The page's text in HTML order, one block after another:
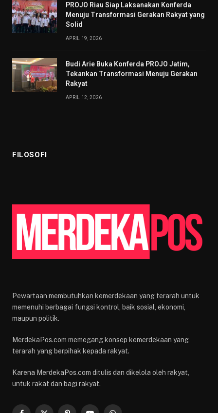
PROJO Riau Siap Laksanakan Konferda
Menuju Transformasi Gerakan Rakyat yang
Solid
APRIL 19, 2026
Budi Arie Buka Konferda PROJO Jatim,
Tekankan Transformasi Menuju Gerakan
Rakyat
APRIL 12, 2026
FILOSOFI
Pewartaan membutuhkan kemerdekaan yang terarah untuk
memenuhi berbagai fungsi kontrol, baik sosial, ekonomi,
maupun politik.
MerdekaPos.com memegang konsep kemerdekaan yang
terarah yang berpihak kepada rakyat.
Karena MerdekaPos.com ditulis dan dikelola oleh rakyat,
untuk rakat dan bagi rakyat.